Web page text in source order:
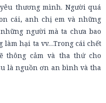
thương mình. Người quá
cái, anh chị em và những
người mà ta chưa bao
làm hại ta vv…Trong cái chết
thông cảm và tha thứ cho
là nguồn ơn an bình và tha